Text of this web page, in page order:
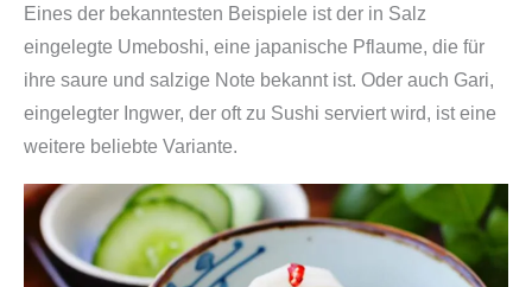
Eines der bekanntesten Beispiele ist der in Salz
eingelegte Umeboshi, eine japanische Pflaume, die für
ihre saure und salzige Note bekannt ist. Oder auch Gari,
eingelegter Ingwer, der oft zu Sushi serviert wird, ist eine
weitere beliebte Variante.